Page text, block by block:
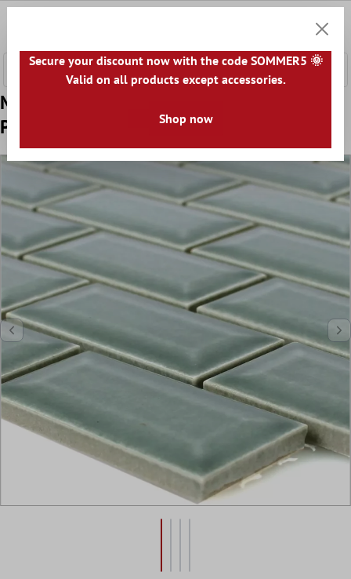
Muster von Keramikmosaik Metro Facette
Picton Petrol Glänzend
Secure your discount now with the code SOMMER5 🌞
Valid on all products except accessories.
Shop now